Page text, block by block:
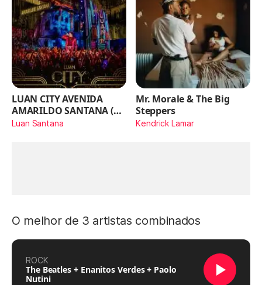
LUAN CITY AVENIDA
AMARILDO SANTANA (Ao
Vivo)
Luan Santana
Mr. Morale & The Big
Steppers
Kendrick Lamar
O melhor de 3 artistas combinados
ROCK
The Beatles + Enanitos Verdes + Paolo
Nutini